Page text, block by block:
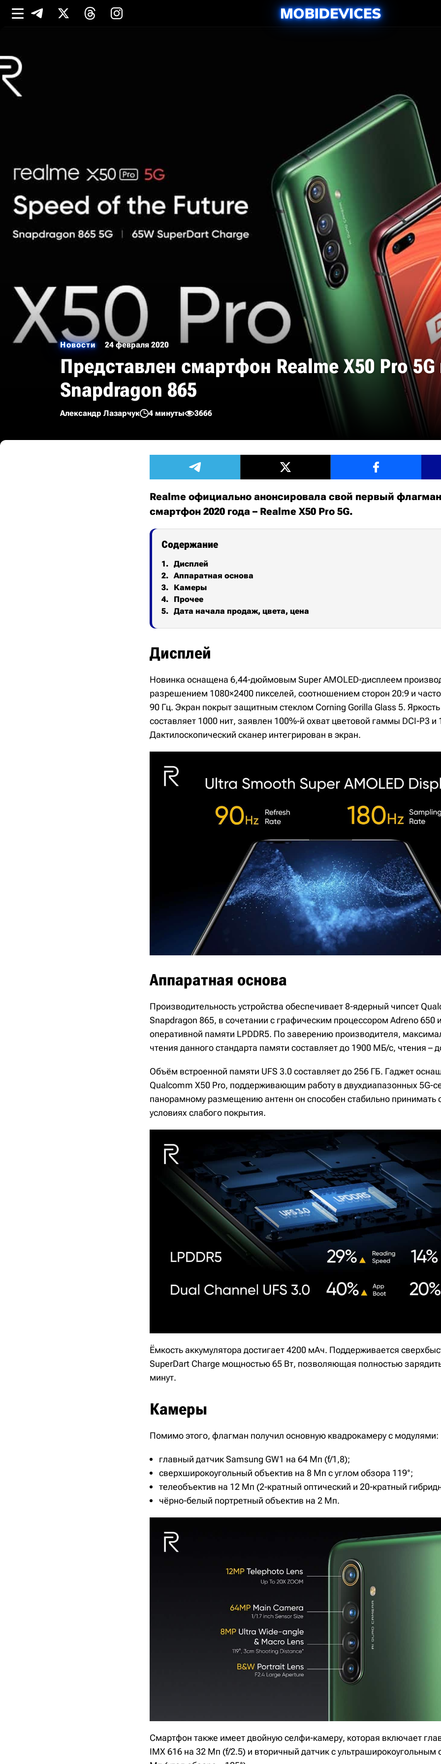
Новости 24 февраля 2020
Представлен смартфон Realme X50 Pro 5G
Snapdragon 865
Александр Лазарчук 4 минуты 3666
Realme официально анонсировала свой первый
смартфон 2020 года – Realme X50 Pro 5G.
Содержание
Дисплей
Аппаратная основа
Камеры
Прочее
Дата начала продаж, цвета, цена
Дисплей
Новинка оснащена 6,44-дюймовым Super AMOLED-дисплеем
разрешением 1080×2400 пикселей, соотношением сторон 20:9 и
90 Гц. Экран покрыт защитным стеклом Corning Gorilla Glass 5.
составляет 1000 нит, заявлен 100%-й охват цветовой гаммы DCI-P3 и
Дактилоскопический сканер интегрирован в экран.
Аппаратная основа
Производительность устройства обеспечивает 8-ядерный чипсет
Snapdragon 865, в сочетании с графическим процессором Adreno 650
оперативной памяти LPDDR5. По заверению производителя,
чтения данного стандарта памяти составляет до 1900 МБ/с, чтения –
Объём встроенной памяти UFS 3.0 составляет до 256 ГБ. Гаджет
Qualcomm X50 Pro, поддерживающим работу в двухдиапазонных 5G-
панорамному размещению антенн он способен стабильно принимать
условиях слабого покрытия.
Ёмкость аккумулятора достигает 4200 мАч. Поддерживается
SuperDart Charge мощностью 65 Вт, позволяющая полностью
минут.
Камеры
Помимо этого, флагман получил основную квадрокамеру с модулями:
главный датчик Samsung GW1 на 64 Мп (f/1,8);
сверхширокоугольный объектив на 8 Мп с углом обзора 119°;
телеобъектив на 12 Мп (2-кратный оптический и 20-кратный
чёрно-белый портретный объектив на 2 Мп.
Смартфон также имеет двойную селфи-камеру, которая включает
IMX 616 на 32 Мп (f/2.5) и вторичный датчик с ультраширокоугольным